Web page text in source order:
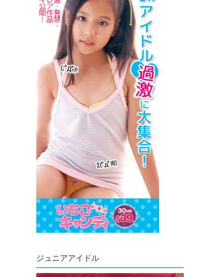
ジュニアアイドル